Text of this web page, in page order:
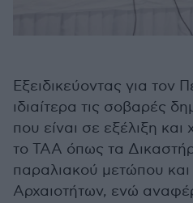
Εξειδικεύοντας για τον
ιδιαίτερα τις σοβαρές
που είναι σε εξέλιξη
το ΤΑΑ όπως τα
παραλιακού μετώπου
Αρχαιοτήτων, ενώ